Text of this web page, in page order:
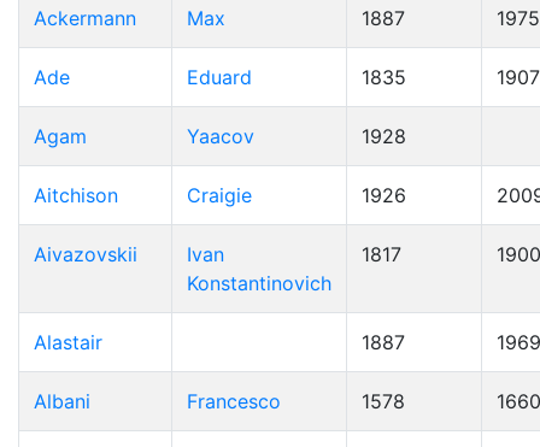
Ackermann Max 1887 1975
Ade Eduard 1835 1907
Agam Yaacov 1928
Aitchison Craigie 1926
Aivazovskii
Ivan
Konstantinovich
1817 1900
Alastair 1887 1969
Albani Francesco 1578 1660